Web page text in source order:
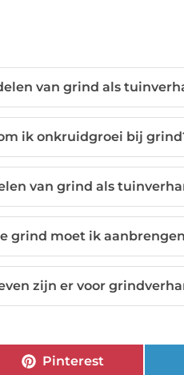
van grind als
ik onkruidgroei bij
van grind als
grind moet ik
zijn er voor
Pinterest